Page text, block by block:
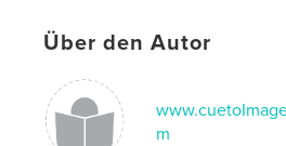
Über den Autor
m